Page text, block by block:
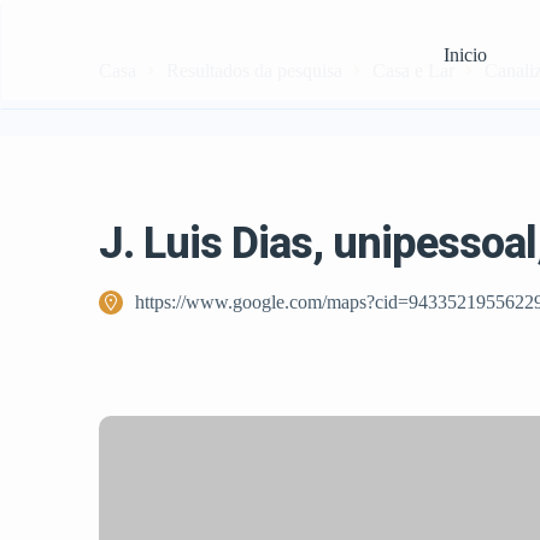
Inicio
J. Luis Dias,
https://www.google.com/